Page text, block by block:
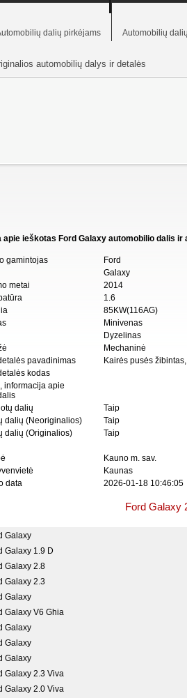
dalių pirkėjams Automobilių
automobilių dalys ir detalės
apie ieškotas Ford Galaxy automobilio dalis ir
gamintojas
Ford
Galaxy
metai
2014
1.6
85KW(116AG)
Minivenas
Dyzelinas
Mechaninė
pavadinimas
Kairės pusės
kodas
informacija apie
dalių
Taip
dalių (Neoriginalios)
Taip
dalių (Originalios)
Taip
Kauno m. sav.
Kaunas
data
2026-01-18 10:46:05
Ford Galaxy
Galaxy
Galaxy 1.9 D
Galaxy 2.8
Galaxy 2.3
Galaxy
Galaxy V6 Ghia
Galaxy
Galaxy
Galaxy
Galaxy 2.3 Viva
Galaxy 2.0 Viva